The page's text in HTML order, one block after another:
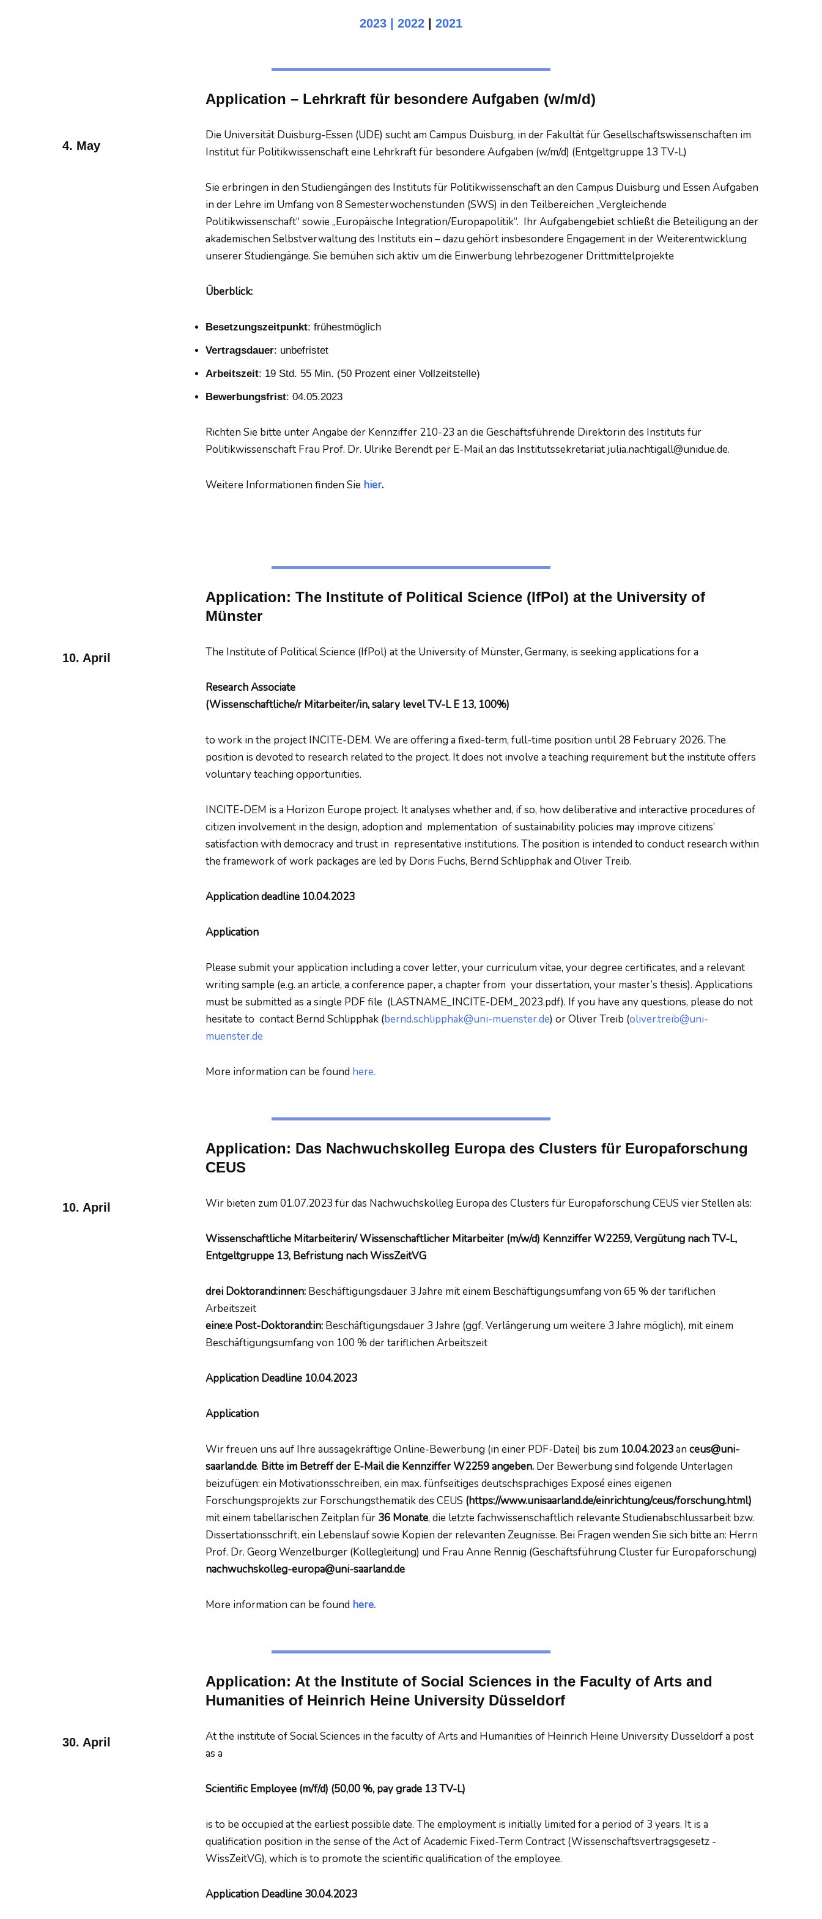
2023 | 2022 2021
4. May
Application – Lehrkraft für besondere Aufgaben (w/m/d)
Die Universität Duisburg-Essen (UDE) sucht am Campus Duisburg, in der Fakultät für Gesellschaftswissenschaften im
Institut für Politikwissenschaft eine Lehrkraft für besondere Aufgaben (w/m/d) (Entgeltgruppe 13 TV-L)
Sie erbringen in den Studiengängen des Instituts für Politikwissenschaft an den Campus Duisburg und Essen Aufgaben
in der Lehre im Umfang von 8 Semesterwochenstunden (SWS) in den Teilbereichen „Vergleichende
Politikwissenschaft“ sowie „Europäische Integration/Europapolitik“. Ihr Aufgabengebiet schließt die Beteiligung an der
akademischen Selbstverwaltung des Instituts ein – dazu gehört insbesondere Engagement in der Weiterentwicklung
unserer Studiengänge. Sie bemühen sich aktiv um die Einwerbung lehrbezogener Drittmittelprojekte
Überblick:
Besetzungszeitpunkt: frühestmöglich
Vertragsdauer: unbefristet
Arbeitszeit: 19 Std. 55 Min. (50 Prozent einer Vollzeitstelle)
Bewerbungsfrist: 04.05.2023
Richten Sie bitte unter Angabe der Kennziffer 210-23 an die Geschäftsführende Direktorin des Instituts für
Politikwissenschaft Frau Prof. Dr. Ulrike Berendt per E-Mail an das Institutssekretariat julia.nachtigall@unidue.de.
Weitere Informationen finden Sie hier.
10. April
Application: The Institute of Political Science (IfPol) at the University of
Münster
The Institute of Political Science (IfPol) at the University of Münster, Germany, is seeking applications for a
Research Associate
(Wissenschaftliche/r Mitarbeiter/in, salary level TV-L E 13, 100%)
to work in the project INCITE-DEM. We are offering a fixed-term, full-time position until 28 February 2026. The
position is devoted to research related to the project. It does not involve a teaching requirement but the institute offers
voluntary teaching opportunities.
INCITE-DEM is a Horizon Europe project. It analyses whether and, if so, how deliberative and interactive procedures of
citizen involvement in the design, adoption and mplementation of sustainability policies may improve citizens’
satisfaction with democracy and trust in representative institutions. The position is intended to conduct research within
the framework of work packages are led by Doris Fuchs, Bernd Schlipphak and Oliver Treib.
Application deadline 10.04.2023
Application
Please submit your application including a cover letter, your curriculum vitae, your degree certificates, and a relevant
writing sample (e.g. an article, a conference paper, a chapter from your dissertation, your master’s thesis). Applications
must be submitted as a single PDF file (LASTNAME_INCITE-DEM_2023.pdf). If you have any questions, please do not
hesitate to contact Bernd Schlipphak (bernd.schlipphak@uni-muenster.de) or Oliver Treib (oliver.treib@uni-
muenster.de
More information can be found here.
10. April
Application: Das Nachwuchskolleg Europa des Clusters für Europaforschung
CEUS
Wir bieten zum 01.07.2023 für das Nachwuchskolleg Europa des Clusters für Europaforschung CEUS vier Stellen als:
Wissenschaftliche Mitarbeiterin/ Wissenschaftlicher Mitarbeiter (m/w/d) Kennziffer W2259, Vergütung nach TV-L,
Entgeltgruppe 13, Befristung nach WissZeitVG
drei Doktorand:innen: Beschäftigungsdauer 3 Jahre mit einem Beschäftigungsumfang von 65 % der tariflichen
Arbeitszeit
eine:e Post-Doktorand:in: Beschäftigungsdauer 3 Jahre (ggf. Verlängerung um weitere 3 Jahre möglich), mit einem
Beschäftigungsumfang von 100 % der tariflichen Arbeitszeit
Application Deadline 10.04.2023
Application
Wir freuen uns auf Ihre aussagekräftige Online-Bewerbung (in einer PDF-Datei) bis zum 10.04.2023an ceus@uni-
saarland.de. Bitte im Betreff der E-Mail die Kennziffer W2259 angeben. Der Bewerbung sind folgende Unterlagen
beizufügen: ein Motivationsschreiben, ein max. fünfseitiges deutschsprachiges Exposé eines eigenen
Forschungsprojekts zur Forschungsthematik des CEUS (https://www.unisaarland.de/einrichtung/ceus/forschung.html)
mit einem tabellarischen Zeitplan für 36 Monate, die letzte fachwissenschaftlich relevante Studienabschlussarbeit bzw.
Dissertationsschrift, ein Lebenslauf sowie Kopien der relevanten Zeugnisse. Bei Fragen wenden Sie sich bitte an: Herrn
Prof. Dr. Georg Wenzelburger (Kollegleitung) und Frau Anne Rennig (Geschäftsführung Cluster für Europaforschung)
nachwuchskolleg-europa@uni-saarland.de
More information can be found here.
30. April
Application: At the Institute of Social Sciences in the Faculty of Arts and
Humanities of Heinrich Heine University Düsseldorf
At the institute of Social Sciences in the faculty of Arts and Humanities of Heinrich Heine University Düsseldorf a post
as a
Scientific Employee (m/f/d) (50,00 %, pay grade 13 TV-L)
is to be occupied at the earliest possible date. The employment is initially limited for a period of 3 years. It is a
qualification position in the sense of the Act of Academic Fixed-Term Contract (Wissenschaftsvertragsgesetz -
WissZeitVG), which is to promote the scientific qualification of the employee.
Application Deadline 30.04.2023